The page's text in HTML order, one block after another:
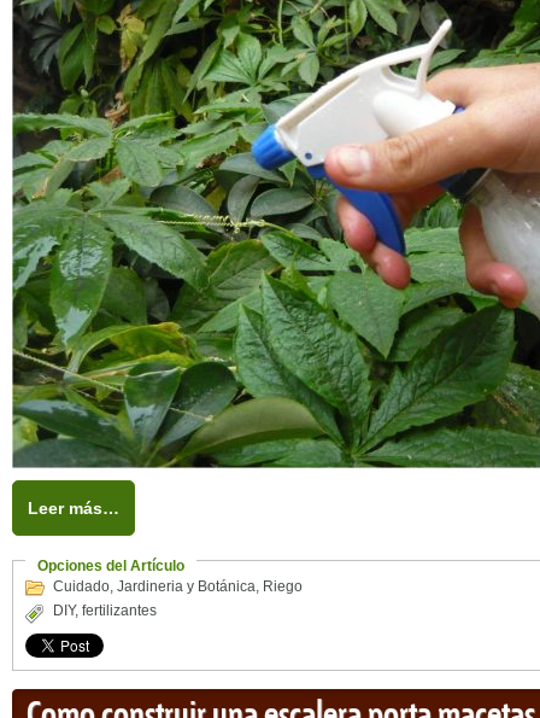
Leer más…
Opciones del Artículo
Cuidado, Jardineria y Botánica, Riego
DIY, fertilizantes